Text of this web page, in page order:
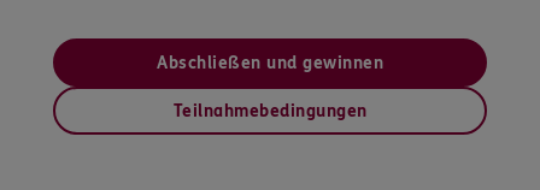
Abschließen und gewinnen
Teilnahmebedingungen